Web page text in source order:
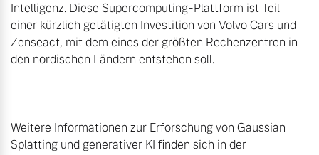
Intelligenz. Diese Supercomputing-Plattform ist Teil
einer kürzlich getätigten Investition von Volvo Cars und
Zenseact, mit dem eines der größten Rechenzentren in
den nordischen Ländern entstehen soll.
Weitere Informationen zur Erforschung von Gaussian
Splatting und generativer KI finden sich in der